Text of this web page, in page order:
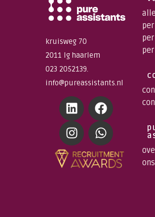
kruisweg 70
2011 lg haarlem
023 2052139.
info@pureassistants.nl